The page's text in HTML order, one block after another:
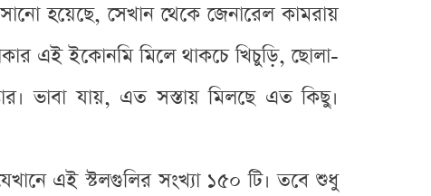
হয়েছে, সেখান থেকে জেনারেল কামরায়
এই ইকোনমি মিলে থাকচে খিচুড়ি, ছোলা-
ভাবা যায়, এত সস্তায় মিলছে এত কিছু।
এই স্টলগুলির সংখ্যা ১৫০ টি। তবে শুধু